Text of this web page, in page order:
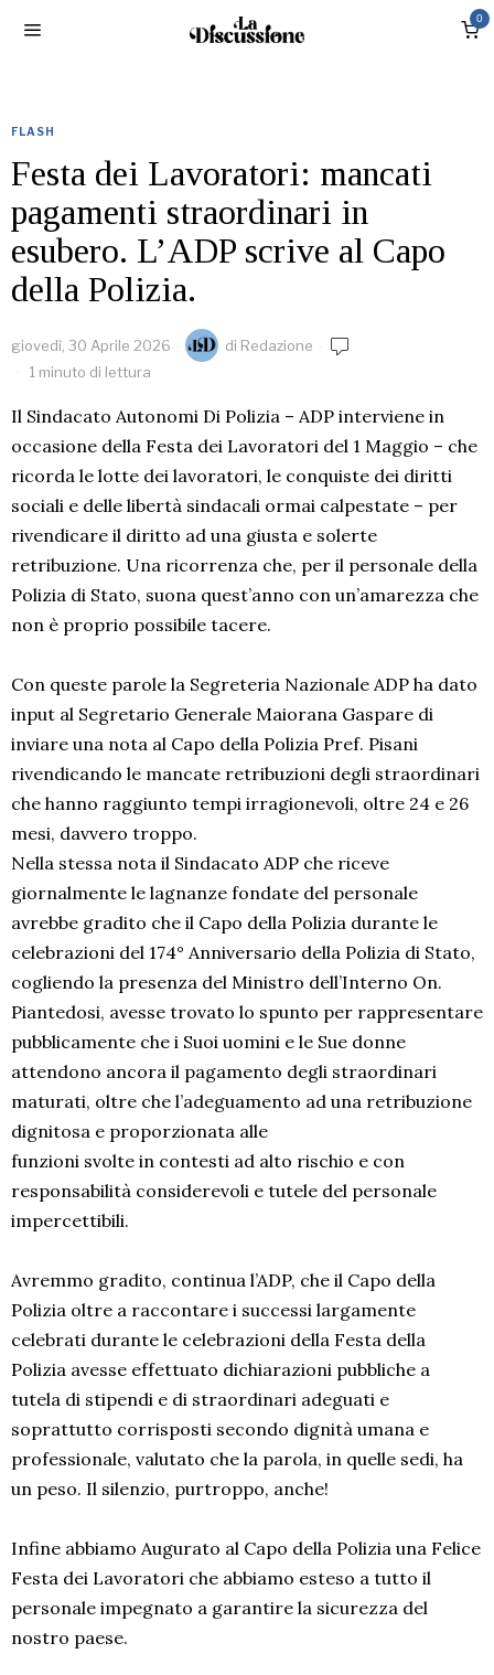
0
FLASH
Festa dei Lavoratori: mancati
pagamenti straordinari in
esubero. L’ADP scrive al Capo
della Polizia.
giovedì, 30 Aprile 2026 di Redazione
1 minuto di lettura
Il Sindacato Autonomi Di Polizia – ADP interviene in
occasione della Festa dei Lavoratori del 1 Maggio – che
ricorda le lotte dei lavoratori, le conquiste dei diritti
sociali e delle libertà sindacali ormai calpestate – per
rivendicare il diritto ad una giusta e solerte
retribuzione. Una ricorrenza che, per il personale della
Polizia di Stato, suona quest’anno con un’amarezza che
non è proprio possibile tacere.
Con queste parole la Segreteria Nazionale ADP ha dato
input al Segretario Generale Maiorana Gaspare di
inviare una nota al Capo della Polizia Pref. Pisani
rivendicando le mancate retribuzioni degli straordinari
che hanno raggiunto tempi irragionevoli, oltre 24 e 26
mesi, davvero troppo.
Nella stessa nota il Sindacato ADP che riceve
giornalmente le lagnanze fondate del personale
avrebbe gradito che il Capo della Polizia durante le
celebrazioni del 174° Anniversario della Polizia di Stato,
cogliendo la presenza del Ministro dell’Interno On.
Piantedosi, avesse trovato lo spunto per rappresentare
pubblicamente che i Suoi uomini e le Sue donne
attendono ancora il pagamento degli straordinari
maturati, oltre che l’adeguamento ad una retribuzione
dignitosa e proporzionata alle
funzioni svolte in contesti ad alto rischio e con
responsabilità considerevoli e tutele del personale
impercettibili.
Avremmo gradito, continua l’ADP, che il Capo della
Polizia oltre a raccontare i successi largamente
celebrati durante le celebrazioni della Festa della
Polizia avesse effettuato dichiarazioni pubbliche a
tutela di stipendi e di straordinari adeguati e
soprattutto corrisposti secondo dignità umana e
professionale, valutato che la parola, in quelle sedi, ha
un peso. Il silenzio, purtroppo, anche!
Infine abbiamo Augurato al Capo della Polizia una Felice
Festa dei Lavoratori che abbiamo esteso a tutto il
personale impegnato a garantire la sicurezza del
nostro paese.